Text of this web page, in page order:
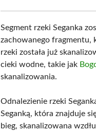
Segment rzeki Seganka
zachowanego fragmentu,
rzeki została już
cieki wodne, takie jak
skanalizowania.
Odnalezienie rzeki
Seganką, która znajduje
bieg, skanalizowana